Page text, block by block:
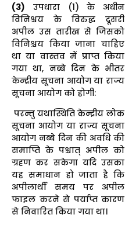
(3) उपधारा (1) के अधीन
विनिश्चय के विरुद्ध दूसरी
अपील उस तारीख से जिसको
विनिश्चय किया जाना चाहिए
था या वास्तव में प्राप्त किया
गया था, नब्बे दिन के भीतर
केन्द्रीय सूचना आयोग या राज्य
सूचना आयोग को होगी:
परन्तु यथास्थिति केन्द्रीय लोक
सूचना आयोग या राज्य सूचना
आयोग नब्बे दिन की अवधि की
समाप्ति के पश्चात् अपील को
ग्रहण कर सकेगा यदि उसका
यह समाधान हो जाता है कि
अपीलार्थी समय पर अपील
फाइल करने से पर्याप्त कारण
से निवारित किया गया था।